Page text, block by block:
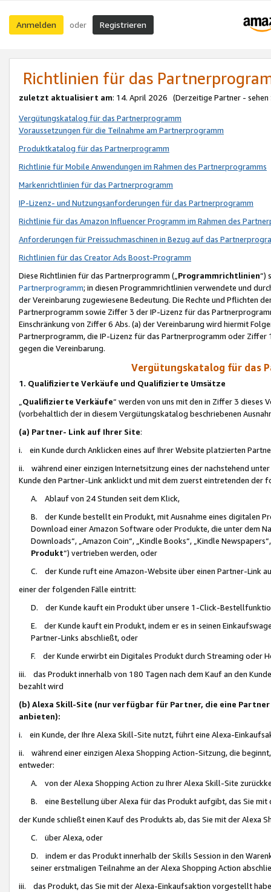
Anmelden oder Registrieren
Richtlinien für das
zuletzt aktualisiert am: 14. April 2026 (Derzeitige Partner - sehen
Vergütungskatalog für das Partnerprogramm
Voraussetzungen für die Teilnahme am Partnerprogramm
Produktkatalog für das Partnerprogramm
Richtlinie für Mobile Anwendungen im Rahmen des Partnerprogramms
Markenrichtlinien für das Partnerprogramm
IP-Lizenz- und Nutzungsanforderungen für das Partnerprogramm
Richtlinie für das Amazon Influencer Programm im Rahmen des
Anforderungen für Preissuchmaschinen in Bezug auf das
Richtlinien für das Creator Ads Boost-Programm
Diese Richtlinien für das Partnerprogramm („Programmrichtlinien“)
Partnerprogramm; in diesen Programmrichtlinien verwendete und
der Vereinbarung zugewiesene Bedeutung. Die Rechte und Pflichten
Partnerprogramm sowie Ziffer 3 der IP-Lizenz für das
Einschränkung von Ziffer 6 Abs. (a) der Vereinbarung wird hiermit
Partnerprogramm, die IP-Lizenz für das Partnerprogramm oder
gegen die Vereinbarung.
Vergütungskatalog für das
1. Qualifizierte Verkäufe und Qualifizierte Umsätze
Qualifizierte Verkäufe“ werden von uns mit den in Ziffer 3
(vorbehaltlich der in diesem Vergütungskatalog beschriebenen
(a) Partner- Link auf Ihrer Site:
i. ein Kunde durch Anklicken eines auf Ihrer Website platzierten
ii. während einer einzigen Internetsitzung eines der nachstehend
Kunde den Partner-Link anklickt und mit dem zuerst eintretenden der
A. Ablauf von 24 Stunden seit dem Klick,
B. der Kunde bestellt ein Produkt, mit Ausnahme eines digitalen
Download einer Amazon Software oder Produkte, die unter dem
Downloads“, „Amazon Coin“, „Kindle Books“, „Kindle
Produkt“) vertrieben werden, oder
C. der Kunde ruft eine Amazon-Website über einen Partner-Link
einer der folgenden Fälle eintritt:
D. der Kunde kauft ein Produkt über unsere 1-Click-
E. der Kunde kauft ein Produkt, indem er es in seinen
Partner-Links abschließt, oder
F. der Kunde erwirbt ein Digitales Produkt durch Streaming oder
iii. das Produkt innerhalb von 180 Tagen nach dem Kauf an den
bezahlt wird
(b) Alexa Skill-Site (nur verfügbar für Partner, die eine
anbieten):
i. ein Kunde, der Ihre Alexa Skill-Site nutzt, führt eine Alexa-
ii. während einer einzigen Alexa Shopping Action-Sitzung, die
entweder:
A. von der Alexa Shopping Action zu Ihrer Alexa Skill-Site
B. eine Bestellung über Alexa für das Produkt aufgibt, das Sie mit
der Kunde schließt einen Kauf des Produkts ab, das Sie mit der Alexa
C. über Alexa, oder
D. indem er das Produkt innerhalb der Skills Session in den
seiner erstmaligen Teilnahme an der Alexa Shopping Action
iii. das Produkt, das Sie mit der Alexa-Einkaufsaktion vorgestellt